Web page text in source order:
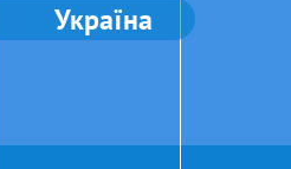
Україна